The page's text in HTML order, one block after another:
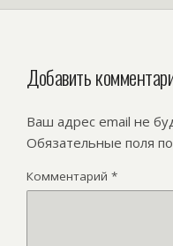
Добавить
Ваш адрес email не
Обязательные поля
Комментарий *